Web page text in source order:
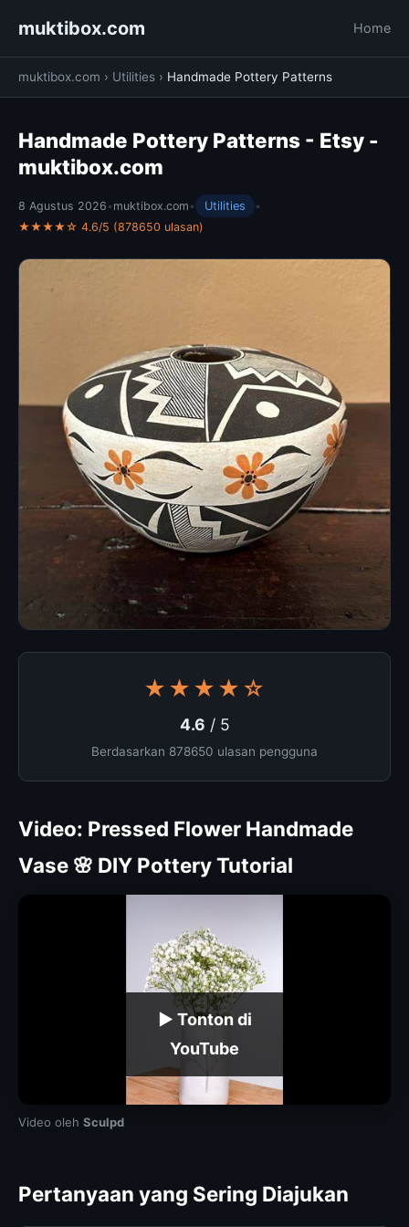
muktibox.com Home
muktibox.com › Utilities › Handmade Pottery Patterns
Handmade Pottery Patterns - Etsy -
muktibox.com
8 Agustus 2026 • muktibox.com • Utilities
•
★★★★☆ 4.6/5 (878650 ulasan)
★★★★☆
4.6 / 5
Berdasarkan 878650 ulasan pengguna
Video: Pressed Flower Handmade
Vase 🌸 DIY Pottery Tutorial
▶ Tonton di
YouTube
Video oleh Sculpd
Pertanyaan yang Sering Diajukan